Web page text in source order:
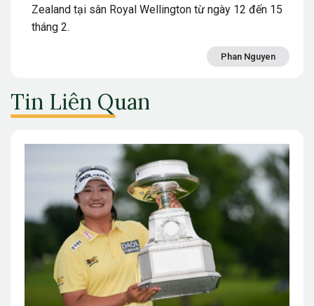
Zealand tại sân Royal Wellington từ ngày 12 đến 15
tháng 2.
Phan Nguyen
Tin Liên Quan